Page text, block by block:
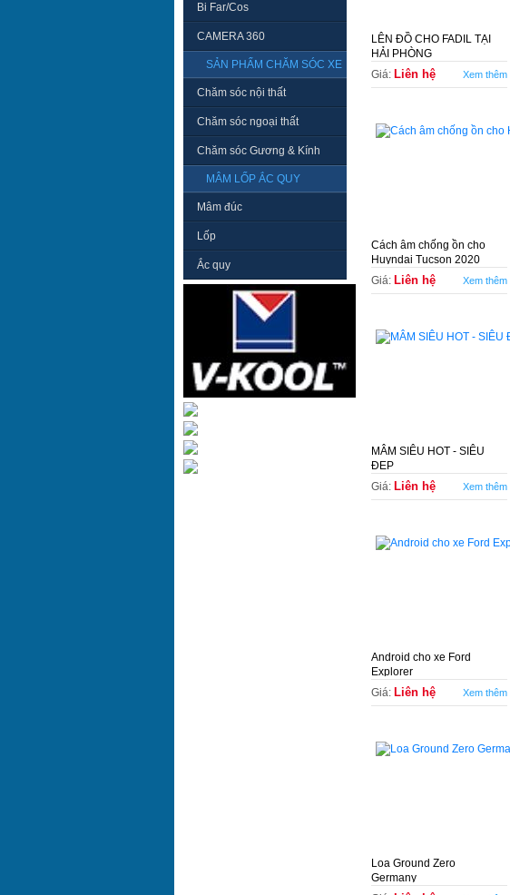
Bi Far/Cos
CAMERA 360
SẢN PHẨM CHĂM SÓC XE
Chăm sóc nội thất
Chăm sóc ngoại thất
Chăm sóc Gương & Kính
MÂM LỐP ẮC QUY
Mâm đúc
Lốp
Ắc quy
LÊN ĐỒ CHO FADIL TẠI
HẢI PHÒNG
Giá: Liên hệ Xem thêm
Cách âm chống ồn cho
Huyndai Tucson 2020
Giá: Liên hệ Xem thêm
MÂM SIÊU HOT - SIÊU
ĐẸP
Giá: Liên hệ Xem thêm
Android cho xe Ford
Explorer
Giá: Liên hệ Xem thêm
Loa Ground Zero
Germany